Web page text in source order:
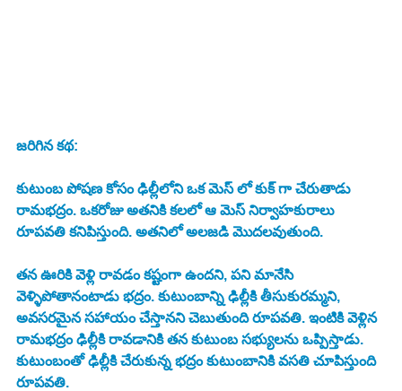
జరిగిన కథ:
కుటుంబ పోషణ కోసం ఢిల్లీలోని ఒక మెస్ లో కుక్ గా చేరుతాడు
రామభద్రం. ఒకరోజు అతనికి కలలో ఆ మెస్ నిర్వాహకురాలు
రూపవతి కనిపిస్తుంది. అతనిలో అలజడి మొదలవుతుంది.
తన ఊరికి వెళ్లి రావడం కష్టంగా ఉందని, పని మానేసి
వెళ్ళిపోతానంటాడు భద్రం. కుటుంబాన్ని ఢిల్లీకి తీసుకురమ్మని,
అవసరమైన సహాయం చేస్తానని చెబుతుంది రూపవతి. ఇంటికి వెళ్లిన
రామభద్రం ఢిల్లీకి రావడానికి తన కుటుంబ సభ్యులను ఒప్పిస్తాడు.
కుటుంబంతో ఢిల్లీకి చేరుకున్న భద్రం కుటుంబానికి వసతి చూపిస్తుంది
రూపవతి.